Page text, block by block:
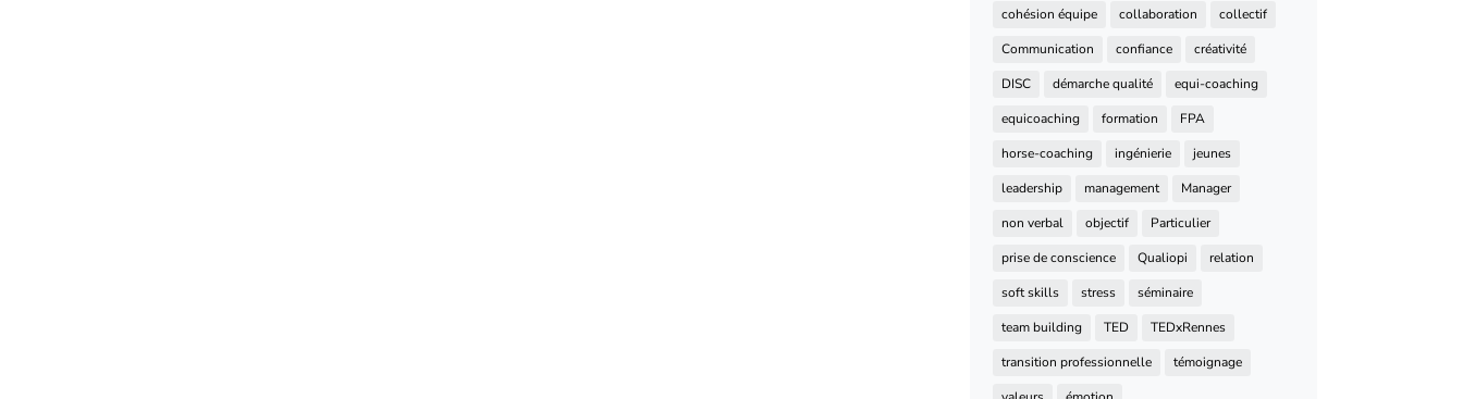
cohésion équipe
collaboration
collectif
Communication
confiance
créativité
DISC
démarche qualité
equi-coaching
equicoaching
formation
FPA
horse-coaching
ingénierie
jeunes
leadership
management
Manager
non verbal
objectif
Particulier
prise de conscience
Qualiopi
relation
soft skills
stress
séminaire
team building
TED
TEDxRennes
transition professionnelle
témoignage